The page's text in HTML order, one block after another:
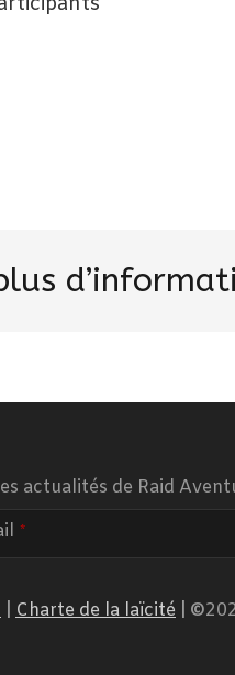
actualités de Raid
*
Charte de la laïcité ©